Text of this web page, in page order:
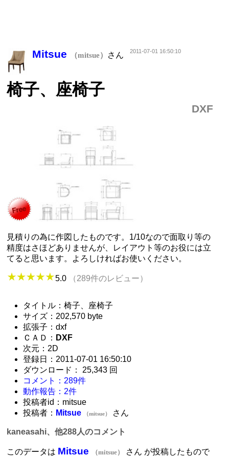
Mitsue （mitsue） さん 2011-07-01 16:50:10
椅子、座椅子
DXF
見積りの為に作図したものです。1/10なので面取り等の
精度はさほどありませんが、レイアウト等のお役には立
てると思います。よろしければお使いください。
5.0 （289件のレビュー）
タイトル：椅子、座椅子
サイズ：202,570 byte
拡張子：dxf
ＣＡＤ： DXF
次元：2D
登録日：2011-07-01 16:50:10
ダウンロード： 25,343 回
コメント：289件
動作報告：2件
投稿者id：mitsue
投稿者： Mitsue （mitsue） さん
kaneasahi、他288人のコメント
このデータは Mitsue （mitsue）
さん が投稿したもので